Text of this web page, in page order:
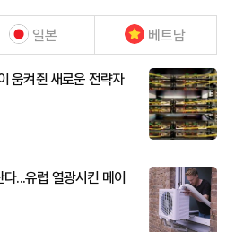
일본 베트남
움켜쥔 새로운 전략자
...유럽 열광시킨 메이